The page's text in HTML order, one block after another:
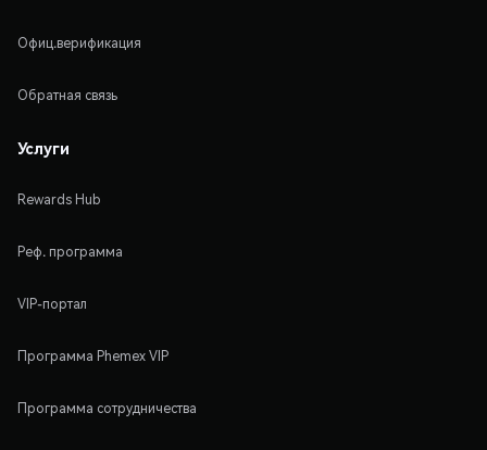
Офиц.верификация
Обратная связь
Услуги
Rewards Hub
Реф. программа
VIP-портал
Программа Phemex VIP
Программа сотрудничества